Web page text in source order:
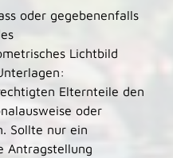
oder gegebenenfalls
Lichtbild
:
Elternteile den
oder
Sollte nur ein
Antragstellung